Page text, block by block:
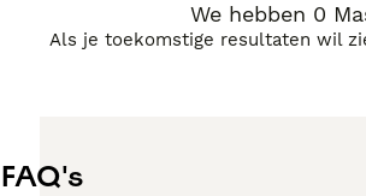
We hebben 0
Als je toekomstige resultaten wil
FAQ's